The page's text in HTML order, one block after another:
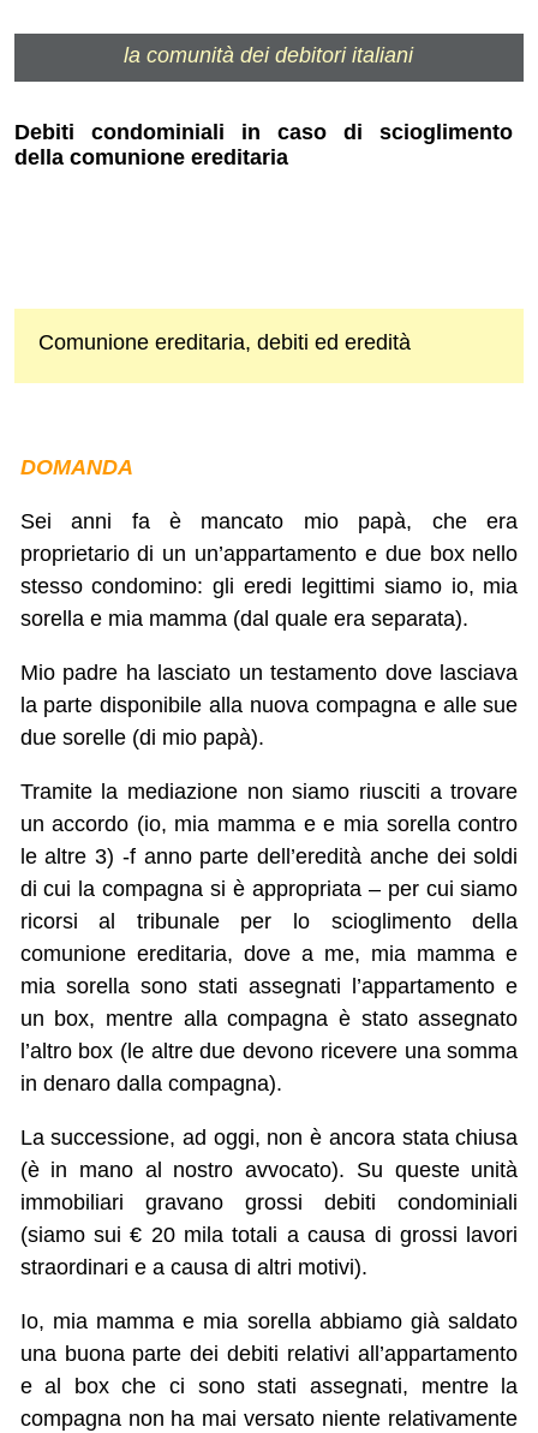
la comunità dei debitori italiani
Debiti condominiali in caso di scioglimento
della comunione ereditaria
Comunione ereditaria, debiti ed eredità
DOMANDA
Sei anni fa è mancato mio papà, che era
proprietario di un un’appartamento e due box nello
stesso condomino: gli eredi legittimi siamo io, mia
sorella e mia mamma (dal quale era separata).
Mio padre ha lasciato un testamento dove lasciava
la parte disponibile alla nuova compagna e alle sue
due sorelle (di mio papà).
Tramite la mediazione non siamo riusciti a trovare
un accordo (io, mia mamma e e mia sorella contro
le altre 3) -f anno parte dell’eredità anche dei soldi
di cui la compagna si è appropriata – per cui siamo
ricorsi al tribunale per lo scioglimento della
comunione ereditaria, dove a me, mia mamma e
mia sorella sono stati assegnati l’appartamento e
un box, mentre alla compagna è stato assegnato
l’altro box (le altre due devono ricevere una somma
in denaro dalla compagna).
La successione, ad oggi, non è ancora stata chiusa
(è in mano al nostro avvocato). Su queste unità
immobiliari gravano grossi debiti condominiali
(siamo sui € 20 mila totali a causa di grossi lavori
straordinari e a causa di altri motivi).
Io, mia mamma e mia sorella abbiamo già saldato
una buona parte dei debiti relativi all’appartamento
e al box che ci sono stati assegnati, mentre la
compagna non ha mai versato niente relativamente